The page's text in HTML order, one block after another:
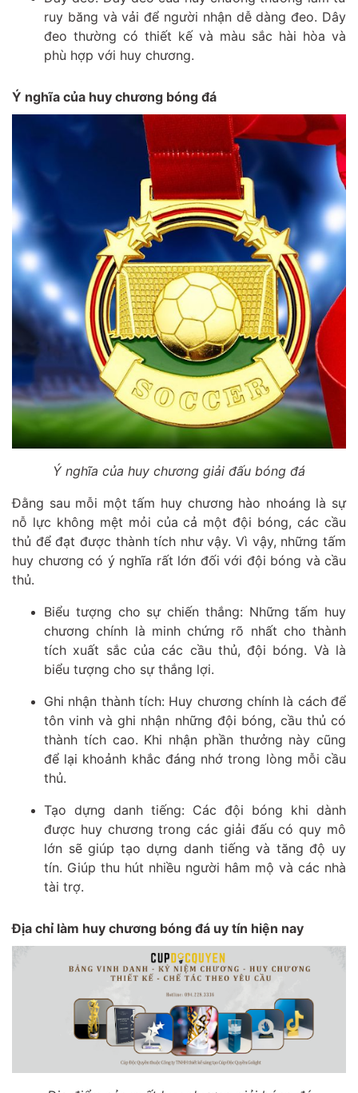
ruy băng và vải để người nhận dễ dàng đeo. Dây
đeo thường có thiết kế và màu sắc hài hòa và
phù hợp với huy chương.
Ý nghĩa của huy chương bóng đá
Ý nghĩa của huy chương giải đấu bóng đá
Đằng sau mỗi một tấm huy chương hào nhoáng là sự
nỗ lực không mệt mỏi của cả một đội bóng, các cầu
thủ để đạt được thành tích như vậy. Vì vậy, những tấm
huy chương có ý nghĩa rất lớn đối với đội bóng và cầu
thủ.
Biểu tượng cho sự chiến thắng: Những tấm huy
chương chính là minh chứng rõ nhất cho thành
tích xuất sắc của các cầu thủ, đội bóng. Và là
biểu tượng cho sự thắng lợi.
Ghi nhận thành tích: Huy chương chính là cách để
tôn vinh và ghi nhận những đội bóng, cầu thủ có
thành tích cao. Khi nhận phần thưởng này cũng
để lại khoảnh khắc đáng nhớ trong lòng mỗi cầu
thủ.
Tạo dựng danh tiếng: Các đội bóng khi dành
được huy chương trong các giải đấu có quy mô
lớn sẽ giúp tạo dựng danh tiếng và tăng độ uy
tín. Giúp thu hút nhiều người hâm mộ và các nhà
tài trợ.
Địa chỉ làm huy chương bóng đá uy tín hiện nay